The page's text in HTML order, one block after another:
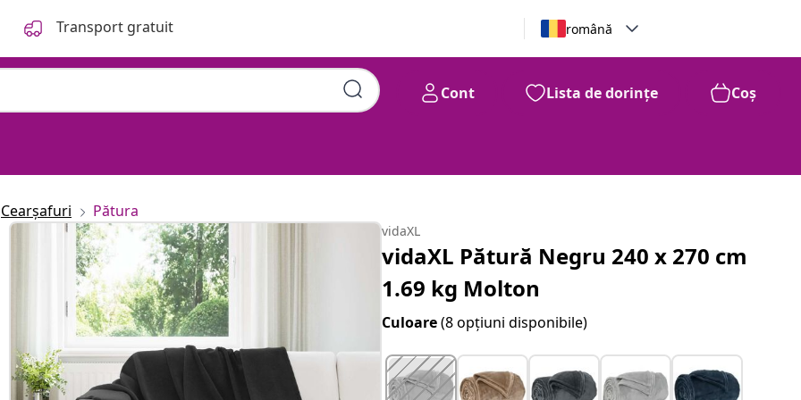
Transport gratuit română
Cont Lista de dorințe Coș
Cearșafuri Pătura
vidaXL
vidaXL Pătură Negru 240 x 270 cm
1.69 kg Molton
Culoare(8 opțiuni disponibile)